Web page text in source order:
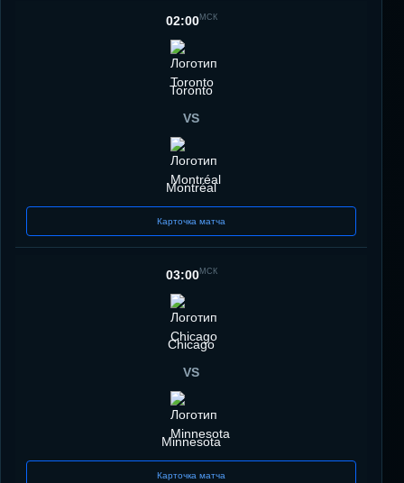
02:00МСК
Toronto
VS
Montréal
Карточка матча
03:00МСК
Chicago
VS
Minnesota
Карточка матча